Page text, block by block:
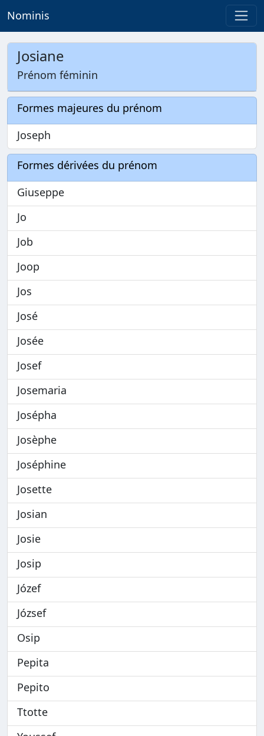
Nominis
Josiane
Prénom féminin
Formes majeures du prénom
Joseph
Formes dérivées du prénom
Giuseppe
Jo
Job
Joop
Jos
José
Josée
Josef
Josemaria
Josépha
Josèphe
Joséphine
Josette
Josian
Josie
Josip
Józef
József
Osip
Pepita
Pepito
Ttotte